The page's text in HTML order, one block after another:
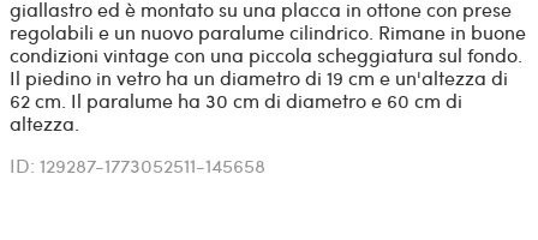
giallastro ed è montato su una placca in ottone con prese
regolabili e un nuovo paralume cilindrico. Rimane in buone
condizioni vintage con una piccola scheggiatura sul fondo.
Il piedino in vetro ha un diametro di 19 cm e un'altezza di
62 cm. Il paralume ha 30 cm di diametro e 60 cm di
altezza.
ID: 129287-1773052511-145658